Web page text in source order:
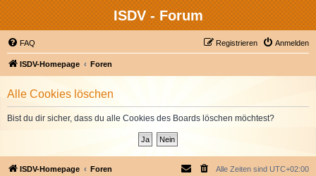
ISDV - Forum
FAQ Anmelden
Registrieren
ISDV-Homepage Foren
Alle Cookies löschen
Bist du dir sicher, dass du alle Cookies des Boards löschen möchtest?
ISDV-Homepage Foren Alle Zeiten sind UTC+02:00